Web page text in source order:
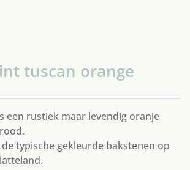
tuscan orange
een rustiek maar levendig oranje
typische gekleurde bakstenen op